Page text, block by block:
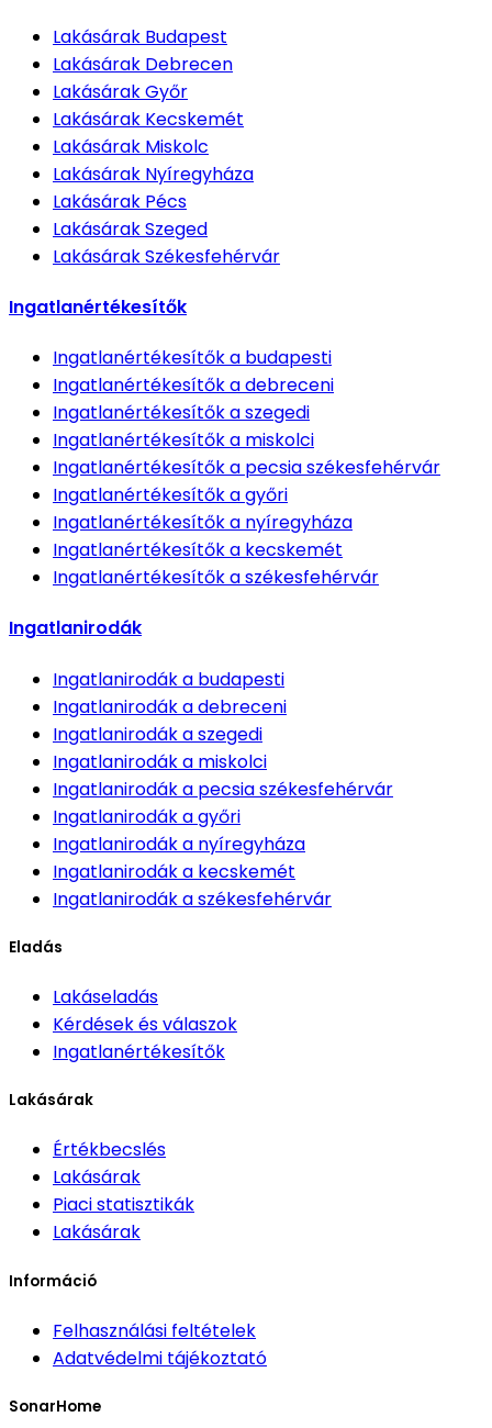
Lakásárak Budapest
Lakásárak Debrecen
LakásárakGyőr
Lakásárak Kecskemét
Lakásárak Miskolc
Lakásárak Nyíregyháza
Lakásárak Pécs
LakásárakSzeged
LakásárakSzékesfehérvár
Ingatlanértékesítők
Ingatlanértékesítőka budapesti
Ingatlanértékesítőka debreceni
Ingatlanértékesítőka szegedi
Ingatlanértékesítőka miskolci
Ingatlanértékesítőka pecsia székesfehérvár
Ingatlanértékesítőka győri
Ingatlanértékesítőka nyíregyháza
Ingatlanértékesítőka kecskemét
Ingatlanértékesítőka székesfehérvár
Ingatlanirodák
Ingatlanirodáka budapesti
Ingatlanirodáka debreceni
Ingatlanirodáka szegedi
Ingatlanirodáka miskolci
Ingatlanirodáka pecsia székesfehérvár
Ingatlanirodáka győri
Ingatlanirodáka nyíregyháza
Ingatlanirodáka kecskemét
Ingatlanirodáka székesfehérvár
Eladás
Lakáseladás
Kérdések és válaszok
Ingatlanértékesítők
Lakásárak
Értékbecslés
Lakásárak
Piaci statisztikák
Lakásárak
Információ
Felhasználási feltételek
Adatvédelmi tájékoztató
SonarHome